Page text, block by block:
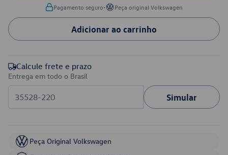
Pagamento seguro• Peça original Volkswagen
Adicionar ao carrinho
Calcule frete e prazo
Entrega em todo o Brasil
Simular
Peça Original Volkswagen